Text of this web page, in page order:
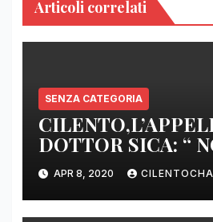
Articoli correlati
SENZA CATEGORIA
DOTTOR SICA: “
DI BASE SIAMO
E SENZA PRESIDI”
APR 8, 2020